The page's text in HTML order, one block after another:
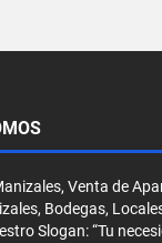
Venta de
Bodegas,
Slogan: “Tu